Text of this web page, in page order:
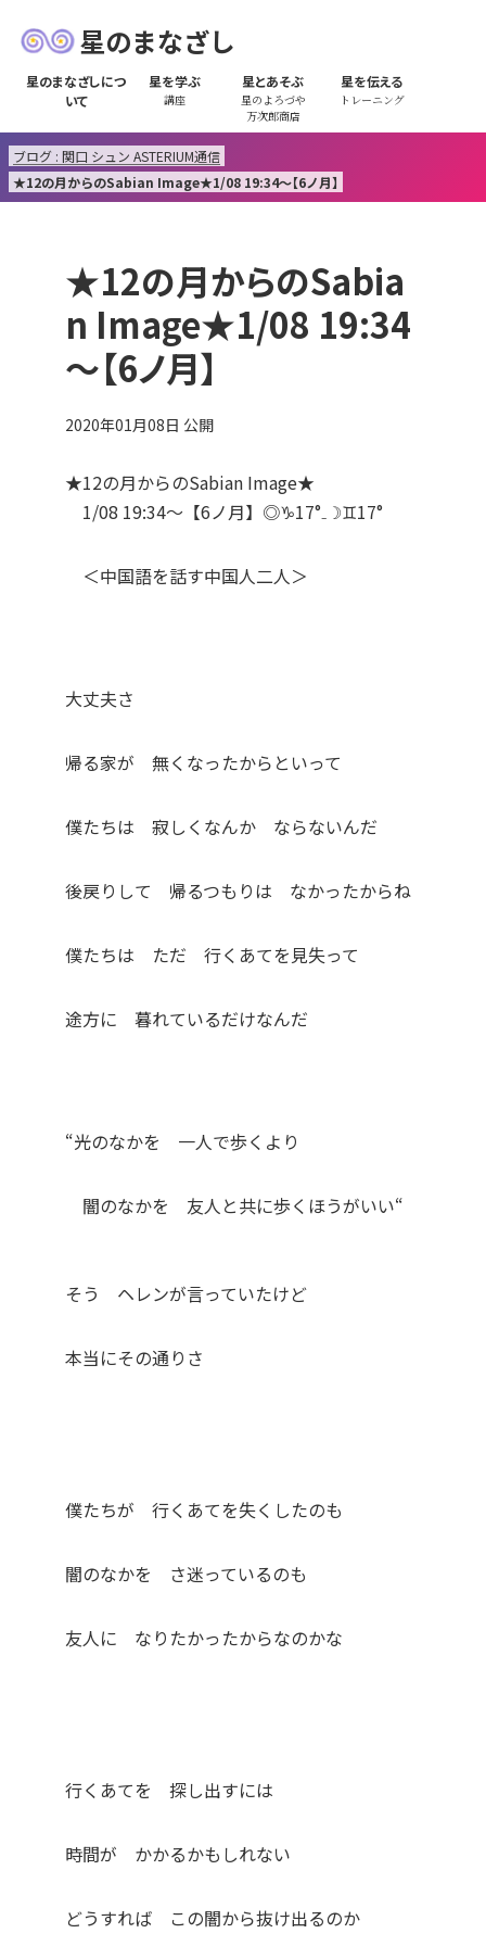
星のまなざし
星のまなざしにつ
いて
星を学ぶ
講座
星とあそぶ
星のよろづや
万次郎商店
星を伝える
トレーニング
ブログ : 関口 シュン ASTERIUM通信
★12の月からのSabian Image★1/08 19:34～【6ノ月】
★12の月からのSabia
n Image★1/08 19:34
～【6ノ月】
2020年01月08日 公開
★12の月からのSabian Image★
1/08 19:34～【6ノ月】◎♑17°₋☽♊17°
＜中国語を話す中国人二人＞
大丈夫さ
帰る家が 無くなったからといって
僕たちは 寂しくなんか ならないんだ
後戻りして 帰るつもりは なかったからね
僕たちは ただ 行くあてを見失って
途方に 暮れているだけなんだ
“光のなかを 一人で歩くより
闇のなかを 友人と共に歩くほうがいい“
そう ヘレンが言っていたけど
本当にその通りさ
僕たちが 行くあてを失くしたのも
闇のなかを さ迷っているのも
友人に なりたかったからなのかな
行くあてを 探し出すには
時間が かかるかもしれない
どうすれば この闇から抜け出るのか